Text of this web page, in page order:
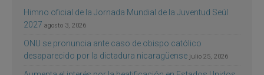
Himno oficial de la Jornada Mundial de la Juventud Seúl
2027 agosto 3, 2026
ONU se pronuncia ante caso de obispo católico
desaparecido por la dictadura nicaragüense julio 25, 2026